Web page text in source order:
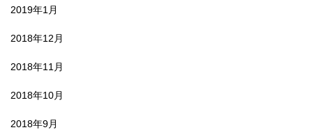
2019年1月
2018年12月
2018年11月
2018年10月
2018年9月